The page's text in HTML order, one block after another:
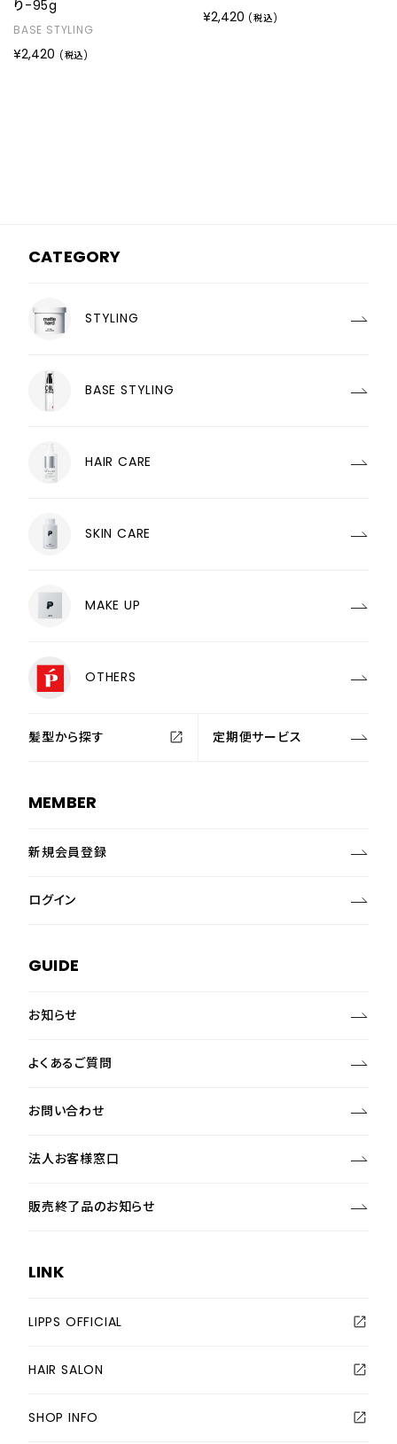
り-95g
BASE STYLING
¥2,420 (税込)
¥2,420 (税込)
CATEGORY
STYLING
BASE STYLING
HAIR CARE
SKIN CARE
MAKE UP
OTHERS
髪型から探す 定期便サービス
MEMBER
新規会員登録
ログイン
GUIDE
お知らせ
よくあるご質問
お問い合わせ
法人お客様窓口
販売終了品のお知らせ
LINK
LIPPS OFFICIAL
HAIR SALON
SHOP INFO